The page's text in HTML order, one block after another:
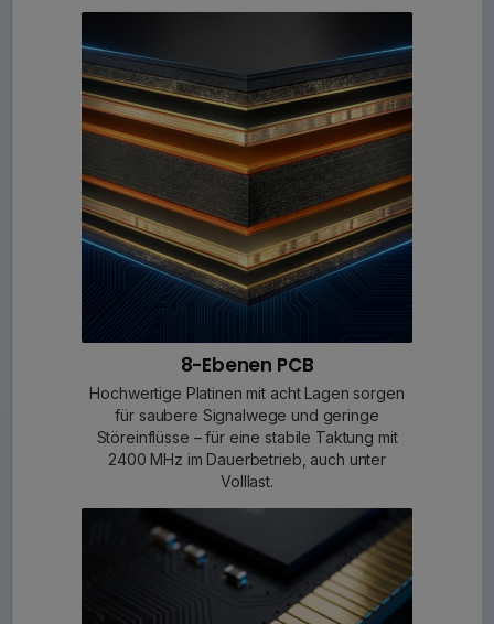
8-Ebenen PCB
Hochwertige Platinen mit acht Lagen sorgen
für saubere Signalwege und geringe
Störeinflüsse – für eine stabile Taktung mit
2400 MHz im Dauerbetrieb, auch unter
Volllast.